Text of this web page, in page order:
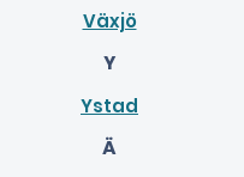
Växjö
Y
Ystad
Ä